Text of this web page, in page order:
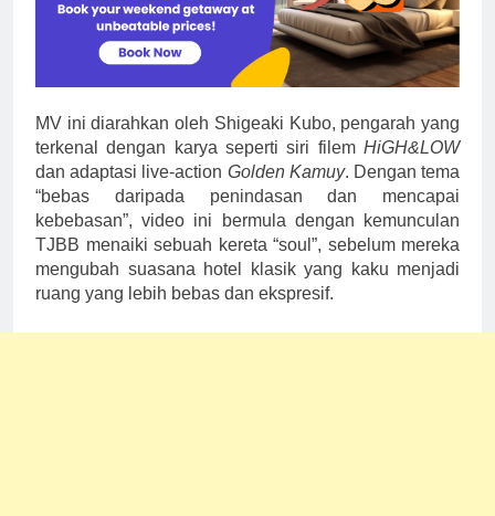
MV ini diarahkan oleh Shigeaki Kubo, pengarah yang
terkenal dengan karya seperti siri filem HiGH&LOW
dan adaptasi live-action Golden Kamuy. Dengan tema
“bebas daripada penindasan dan mencapai
kebebasan”, video ini bermula dengan kemunculan
TJBB menaiki sebuah kereta “soul”, sebelum mereka
mengubah suasana hotel klasik yang kaku menjadi
ruang yang lebih bebas dan ekspresif.